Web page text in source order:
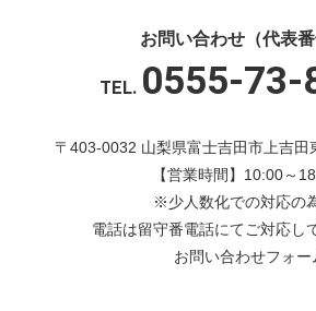
お問い合わせ（代表番
TEL. 0555-73-
〒403-0032 山梨県富士吉田市上吉田
【営業時間】10:00～
※少人数化での対応の為
電話は留守番電話にてご対応し
お問い合わせフォー